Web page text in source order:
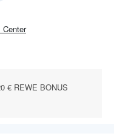
Center
€ REWE BONUS